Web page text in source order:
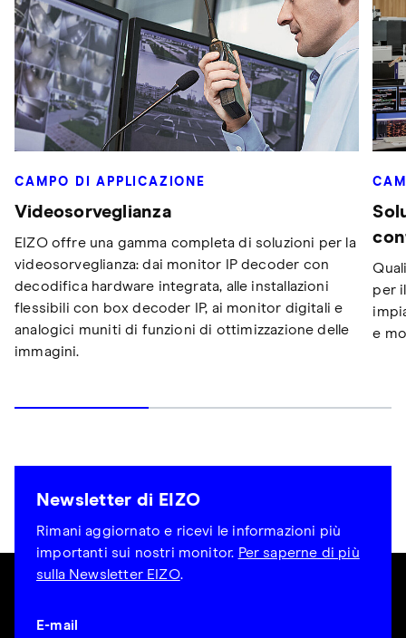
CAMPO DI APPLICAZIONE
Videosorveglianza
EIZO offre una gamma completa di soluzioni per la
videosorveglianza: dai monitor IP decoder con
decodifica hardware integrata, alle installazioni
flessibili con box decoder IP, ai monitor digitali e
analogici muniti di funzioni di ottimizzazione delle
immagini.
per
e
Newsletter di EIZO
Rimani aggiornato e ricevi le informazioni più
importanti sui nostri monitor. Per saperne di più
sulla Newsletter EIZO.
E-mail